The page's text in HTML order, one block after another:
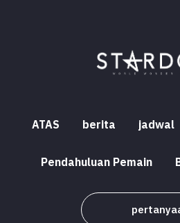
ATAS berita jadwal
Pendahuluan Pemain